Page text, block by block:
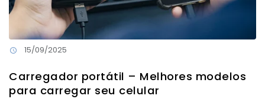
15/09/2025
Carregador portátil – Melhores modelos
para carregar seu celular